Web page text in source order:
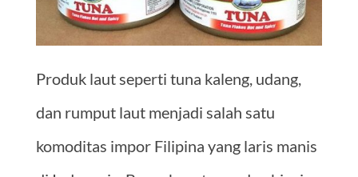
Produk laut seperti tuna kaleng, udang,
dan rumput laut menjadi salah satu
komoditas impor Filipina yang laris manis